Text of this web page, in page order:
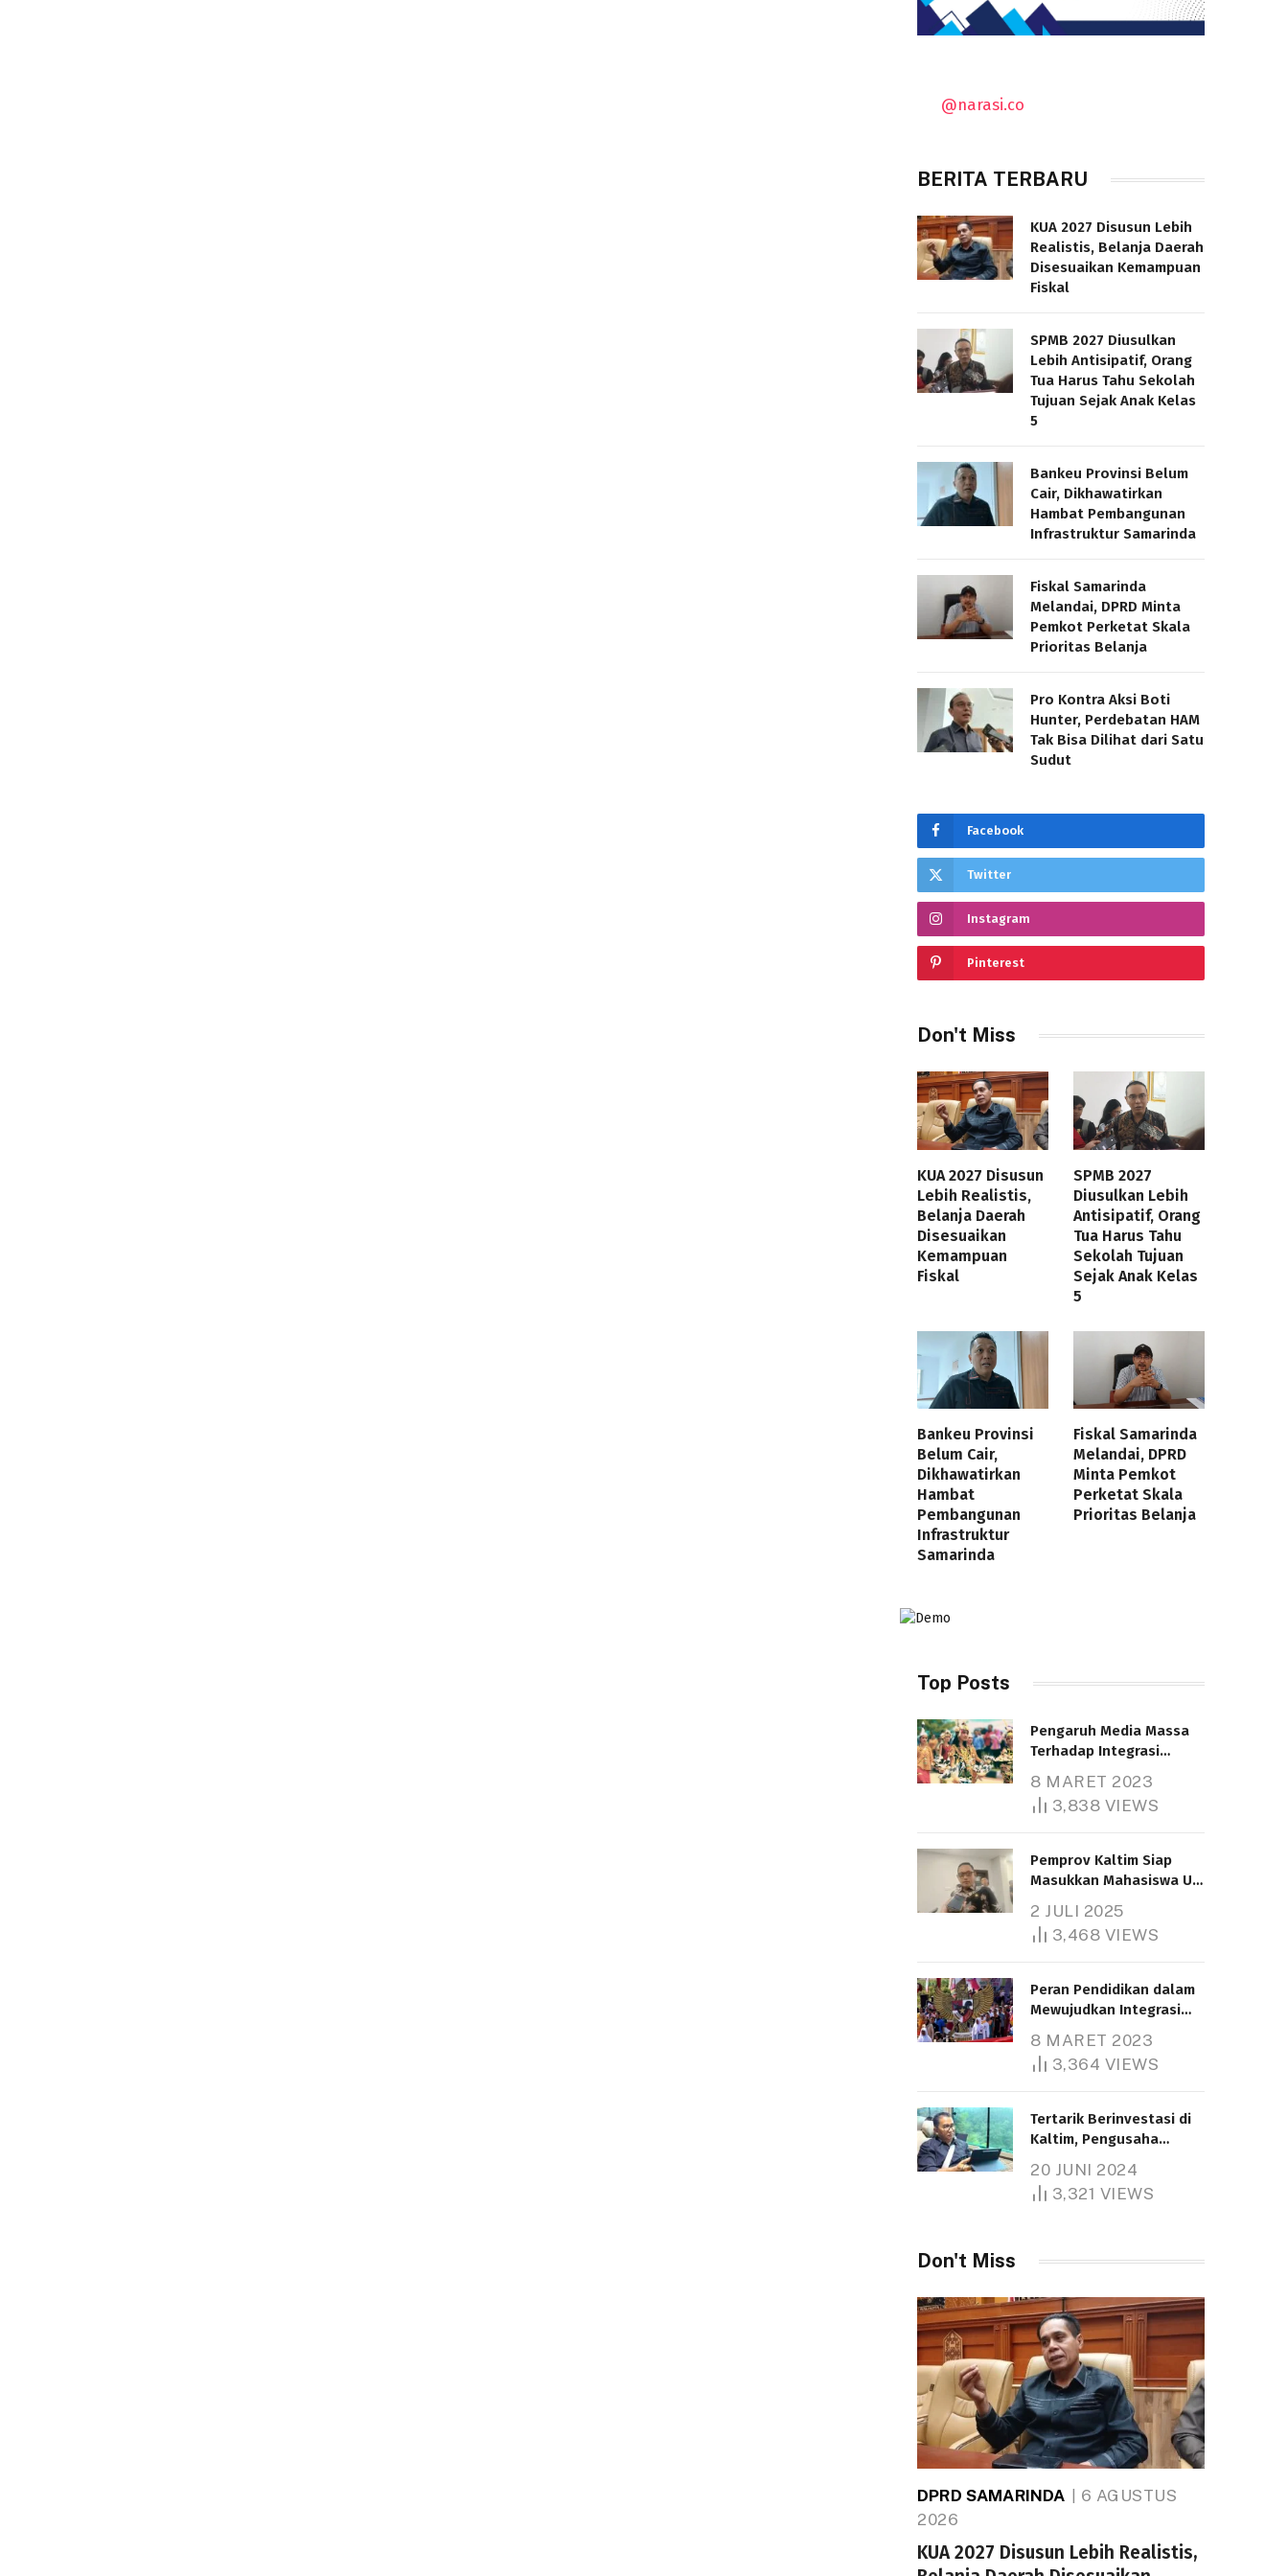
@narasi.co
BERITA TERBARU
KUA 2027 Disusun Lebih
Realistis, Belanja Daerah
Disesuaikan Kemampuan
Fiskal
SPMB 2027 Diusulkan
Lebih Antisipatif, Orang
Tua Harus Tahu Sekolah
Tujuan Sejak Anak Kelas
5
Bankeu Provinsi Belum
Cair, Dikhawatirkan
Hambat Pembangunan
Infrastruktur Samarinda
Fiskal Samarinda
Melandai, DPRD Minta
Pemkot Perketat Skala
Prioritas Belanja
Pro Kontra Aksi Boti
Hunter, Perdebatan HAM
Tak Bisa Dilihat dari Satu
Sudut
Facebook
Twitter
Instagram
Pinterest
Don't Miss
KUA 2027 Disusun
Lebih Realistis,
Belanja Daerah
Disesuaikan
Kemampuan
Fiskal
SPMB 2027
Diusulkan Lebih
Antisipatif, Orang
Tua Harus Tahu
Sekolah Tujuan
Sejak Anak Kelas
5
Bankeu Provinsi
Belum Cair,
Dikhawatirkan
Hambat
Pembangunan
Infrastruktur
Samarinda
Fiskal Samarinda
Melandai, DPRD
Minta Pemkot
Perketat Skala
Prioritas Belanja
Top Posts
Pengaruh Media Massa
Terhadap Integrasi
8 MARET 2023
3,838 VIEWS
Pemprov Kaltim Siap
Masukkan Mahasiswa UT
Bantuan Pendidikan
Gratispol
2 JULI 2025
3,468 VIEWS
Peran Pendidikan dalam
Mewujudkan Integrasi
8 MARET 2023
3,364 VIEWS
Tertarik Berinvestasi di
Kaltim, Pengusaha
1.000 Hektare
20 JUNI 2024
3,321 VIEWS
Don't Miss
DPRD SAMARINDA
6 AGUSTUS
2026
KUA 2027 Disusun Lebih Realistis,